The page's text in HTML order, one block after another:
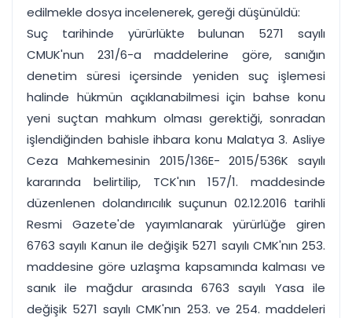
edilmekle dosya incelenerek, gereği düşünüldü:
Suç tarihinde yürürlükte bulunan 5271 sayılı
CMUK'nun 231/6-a maddelerine göre, sanığın
denetim süresi içersinde yeniden suç işlemesi
halinde hükmün açıklanabilmesi için bahse konu
yeni suçtan mahkum olması gerektiği, sonradan
işlendiğinden bahisle ihbara konu Malatya 3. Asliye
Ceza Mahkemesinin 2015/136E- 2015/536K sayılı
kararında belirtilip, TCK'nın 157/1. maddesinde
düzenlenen dolandırıcılık suçunun 02.12.2016 tarihli
Resmi Gazete'de yayımlanarak yürürlüğe giren
6763 sayılı Kanun ile değişik 5271 sayılı CMK'nın 253.
maddesine göre uzlaşma kapsamında kalması ve
sanık ile mağdur arasında 6763 sayılı Yasa ile
değişik 5271 sayılı CMK'nın 253. ve 254. maddeleri